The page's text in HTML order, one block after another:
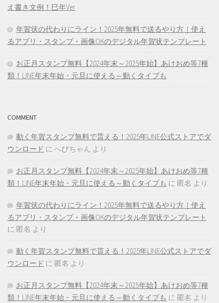
え書き文例！巳年Ver
年賀状の代わりにライン！2025年無料で送るやり方｜使え
るアプリ・スタンプ・画像OKのデジタル年賀状テンプレート
お正月スタンプ無料【2024年末～2025年始】あけおめ等7種
類！LINE年末年始・元旦に使える～動くタイプも
COMMENT
動く年賀スタンプ無料で貰える！2025年LINE公式ストアでダ
ウンロード に へびちゃん より
お正月スタンプ無料【2024年末～2025年始】あけおめ等7種
類！LINE年末年始・元旦に使える～動くタイプも に 匿名 より
年賀状の代わりにライン！2025年無料で送るやり方｜使え
るアプリ・スタンプ・画像OKのデジタル年賀状テンプレート
に 匿名 より
動く年賀スタンプ無料で貰える！2025年LINE公式ストアでダ
ウンロード に 匿名 より
お正月スタンプ無料【2024年末～2025年始】あけおめ等7種
類！LINE年末年始・元旦に使える～動くタイプも に 匿名 より